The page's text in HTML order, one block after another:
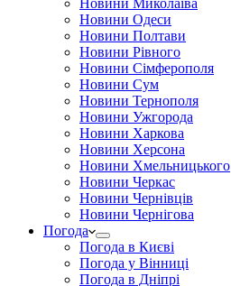
Новини Миколаїва
Новини Одеси
Новини Полтави
Новини Рівного
Новини Сімферополя
Новини Сум
Новини Тернополя
Новини Ужгорода
Новини Харкова
Новини Херсона
Новини Хмельницького
Новини Черкас
Новини Чернівців
Новини Чернігова
Погода
Погода в Києві
Погода у Вінниці
Погода в Дніпрі